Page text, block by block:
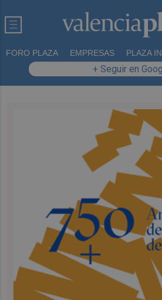
FORO PLAZA EMPRESAS PLAZA
+ Seguir en